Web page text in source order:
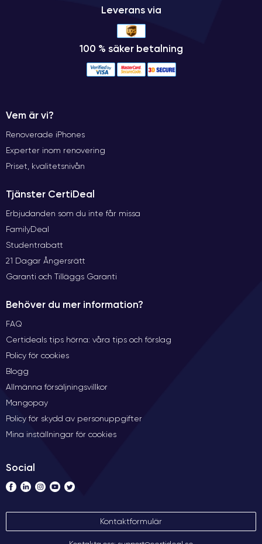
Leverans via
100 % säker betalning
Vem är vi?
Renoverade iPhones
Experter inom renovering
Priset, kvalitetsnivån
Tjänster CertiDeal
Erbjudanden som du inte får missa
FamilyDeal
Studentrabatt
21 Dagar Ångersrätt
Garanti och Tilläggs Garanti
Behöver du mer information?
FAQ
Certideals tips hörna: våra tips och förslag
Policy för cookies
Blogg
Allmänna försäljningsvillkor
Mangopay
Policy för skydd av personuppgifter
Mina inställningar för cookies
Social
Kontaktformulär